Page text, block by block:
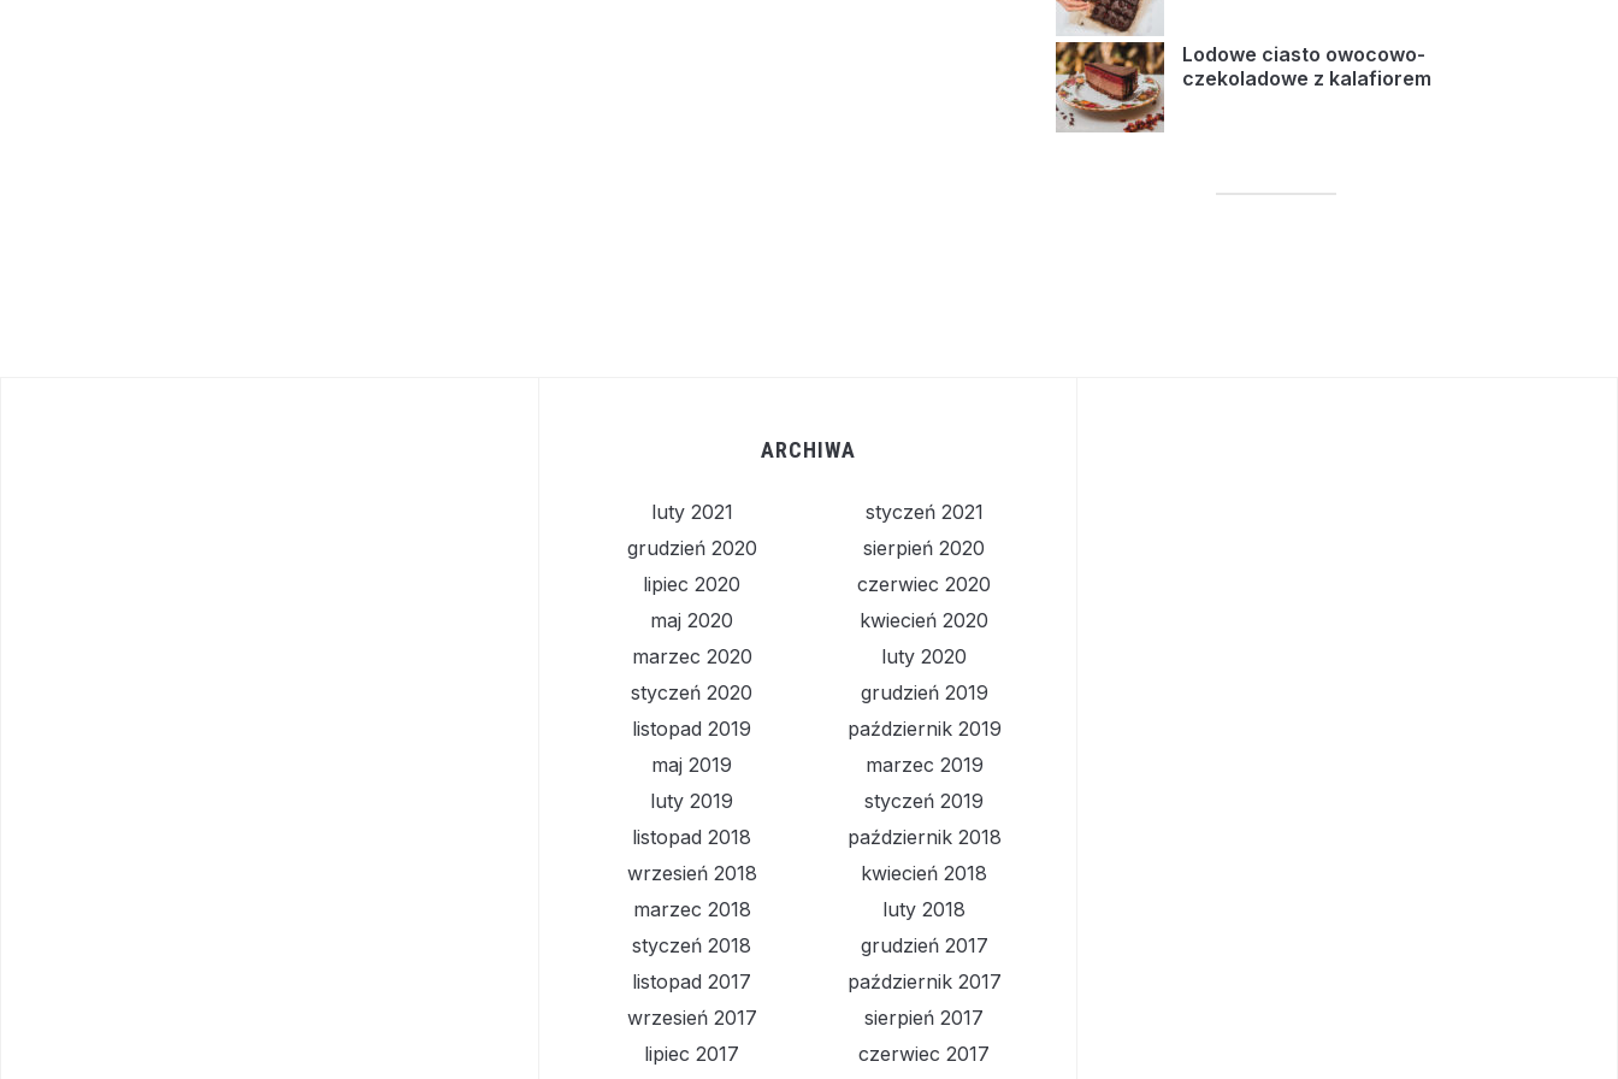
Lodowe ciasto owocowo-
czekoladowe z kalafiorem
ARCHIWA
luty 2021
styczeń 2021
grudzień 2020
sierpień 2020
lipiec 2020
czerwiec 2020
maj 2020
kwiecień 2020
marzec 2020
luty 2020
styczeń 2020
grudzień 2019
listopad 2019
październik 2019
maj 2019
marzec 2019
luty 2019
styczeń 2019
listopad 2018
październik 2018
wrzesień 2018
kwiecień 2018
marzec 2018
luty 2018
styczeń 2018
grudzień 2017
listopad 2017
październik 2017
wrzesień 2017
sierpień 2017
lipiec 2017
czerwiec 2017